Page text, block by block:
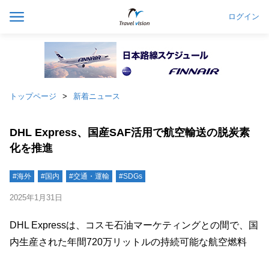
ログイン
トップページ 新着ニュース
DHL Express、国産SAF活用で航空輸送の脱炭素
化を推進
#海外 #国内 #交通・運輸 #SDGs
2025年1月31日
DHL Expressは、コスモ石油マーケティングとの間で、国
内生産された年間720万リットルの持続可能な航空燃料